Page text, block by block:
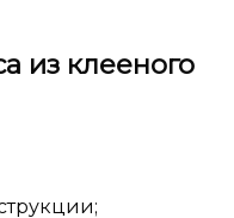
из клееного